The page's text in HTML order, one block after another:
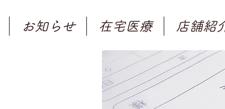
お知らせ 在宅医療 店舗紹